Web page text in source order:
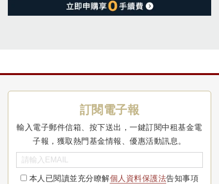
訂閱電子報
輸入電子郵件信箱、按下送出，一鍵訂閱中租基金電
子報，獲取熱門基金情報、優惠活動訊息。
本人已閱讀並充分瞭解個人資料保護法告知事項